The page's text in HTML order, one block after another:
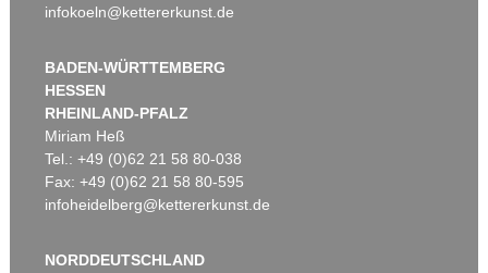
infokoeln@kettererkunst.de
BADEN-WÜRTTEMBERG
HESSEN
RHEINLAND-PFALZ
Miriam Heß
Tel.: +49 (0)62 21 58 80-038
Fax: +49 (0)62 21 58 80-595
infoheidelberg@kettererkunst.de
NORDDEUTSCHLAND